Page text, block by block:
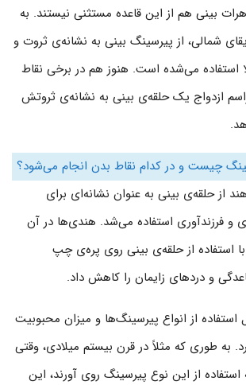
بینی هم از این قاعده مستثنی نیستند. به
شمالی، از پیرسینگ بینی به نشانه‌ی ثروت و
استفاده می‌شده است. هنوز هم در برخی نقاط
ازدواج یک حلقه‌ی بینی به نشانه‌ی ثروتش
چیست و در کدام نقاط بدن انجام می‌شود؟
از حلقه‌ی بینی به عنوان نشانه‌ای برای
و فرزندآوری استفاده می‌شد. هندی‌ها در آن
با استفاده از حلقه‌ی بینی روی پره‌ی چپ
و دردهای زایمان را کاهش داد.
استفاده از انواع پیرسینگ‌ها و میزان محبوبیت
به طوری که مثلاً در قرن بیستم میلادی، وقتی
از این نوع پیرسینگ روی آورند، این